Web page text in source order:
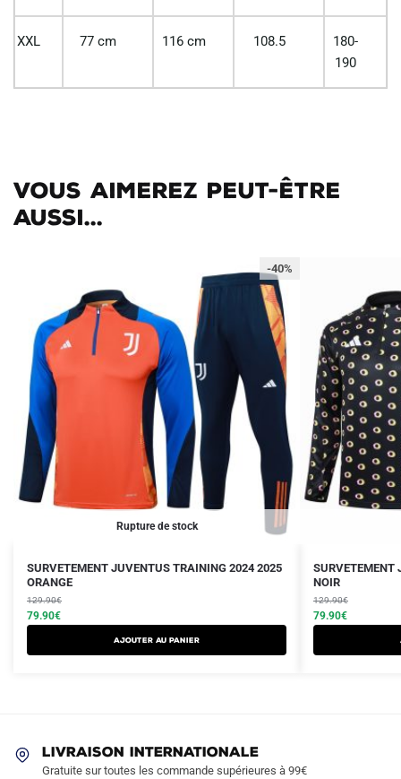
XXL 77 cm 116 cm 108.5
180-
190
Vous aimerez peut-être
aussi...
Rupture de stock
-40%
SURVETEMENT JUVENTUS TRAINING 2024 2025
ORANGE
129.90€
Le
prix
initial
était :
79.90€
Le
prix
actuel
est :
AJOUTER AU PANIER
Ce
produit
a
plusieurs
variations.
choisies
SURVETEMENT
NOIR
129.90€
Le
prix
initial
était :
79.90€
Le
prix
actuel
est :
Ce
produit
a
plusieurs
variations.
LIVRAISON INTERNATIONALE
Gratuite sur toutes les commande supérieures à 99€